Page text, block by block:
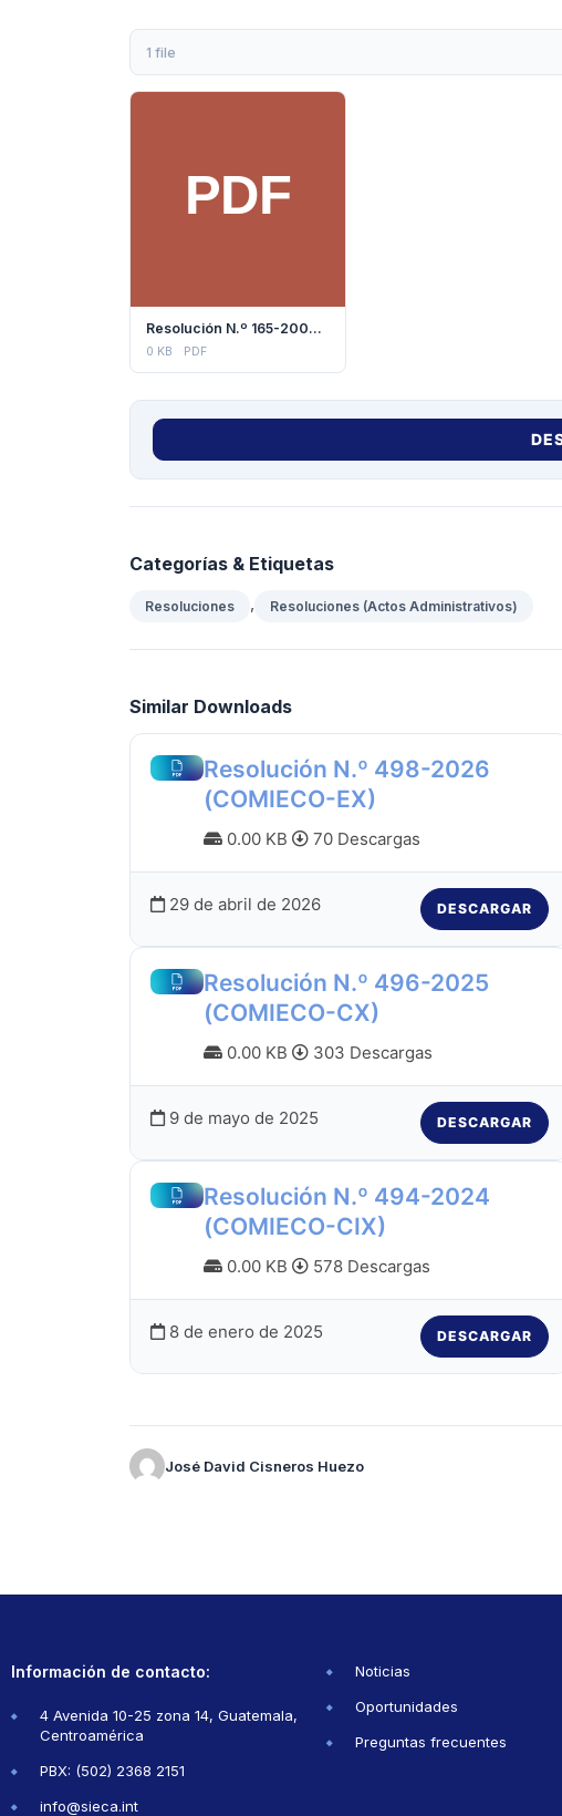
1 file
Resolución N.º 165-2006 (COMIECO)
0 KB PDF
Categorías & Etiquetas
Resoluciones , Resoluciones (Actos Administrativos)
Similar Downloads
Resolución N.º 498-2026
(COMIECO-EX)
0.00 KB 70 Descargas
29 de abril de 2026 DESCARGAR
Resolución N.º 496-2025
(COMIECO-CX)
0.00 KB 303 Descargas
9 de mayo de 2025 DESCARGAR
Resolución N.º 494-2024
(COMIECO-CIX)
0.00 KB 578 Descargas
8 de enero de 2025 DESCARGAR
José David Cisneros Huezo
Información de contacto:
4 Avenida 10-25 zona 14, Guatemala,
Centroamérica
PBX: (502) 2368 2151
info@sieca.int
Noticias
Oportunidades
Preguntas frecuentes